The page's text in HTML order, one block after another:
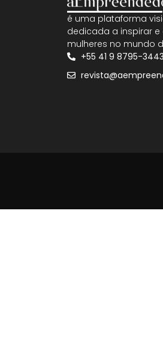
é uma plataforma
dedicada a inspirar
mulheres no mundo
+55 41 9 8795-3443